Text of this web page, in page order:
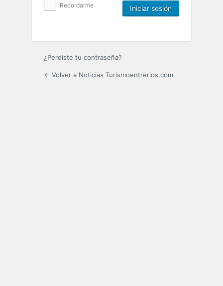
Recordarme
¿Perdiste tu contraseña?
← Volver a Noticias Turismoentrerios.com